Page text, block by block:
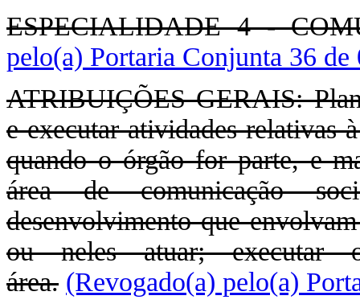
ESPECIALIDADE 4 -
pelo(a) Portaria Conjunta 36 de
ATRIBUIÇÕES GERAIS:
e executar atividades relativas
quando o órgão for parte, e
área de comunicação
desenvolvimento que
ou neles atuar; executar
área. (Revogado(a) pelo(a)